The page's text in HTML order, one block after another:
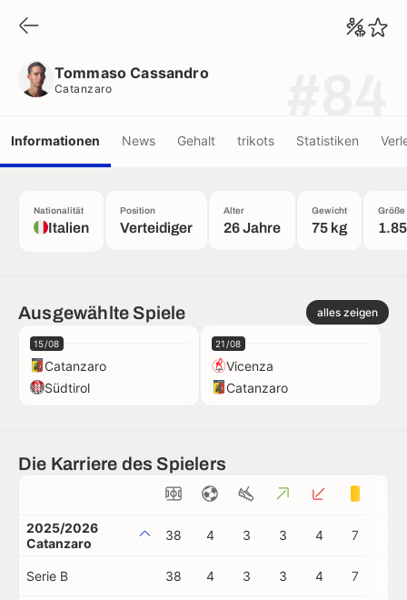
Tommaso Cassandro
Catanzaro
Informationen News Gehalt trikots Statistiken
Nationalität
Italien
Position
Verteidiger
Alter
26 Jahre
Gewicht
75 kg
Größe
Ausgewählte Spiele alles zeigen
15/08
Catanzaro
Südtirol
21/08
Vicenza
Catanzaro
Die Karriere des Spielers
2025/2026
Catanzaro
38 4 3 3 4 7
Serie B 38 4 3 3 4 7